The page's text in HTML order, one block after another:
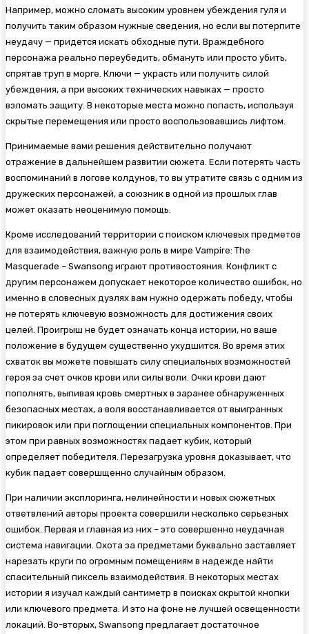
Например, можно сломать высоким уровнем убеждения гуля и
получить таким образом нужные сведения, но если вы потерпите
неудачу — придется искать обходные пути. Враждебного
персонажа реально переубедить, обмануть или просто убить,
спрятав труп в морге. Ключи — украсть или получить силой
убеждения, а при высоких технических навыках — просто
взломать защиту. В некоторые места можно попасть, используя
скрытые перемещения или просто воспользовавшись лифтом.
Принимаемые вами решения действительно получают
отражение в дальнейшем развитии сюжета. Если потерять часть
воспоминаний в логове колдунов, то вы утратите связь с одним из
дружеских персонажей, а союзник в одной из прошлых глав
может оказать неоценимую помощь.
Кроме исследований территории с поиском ключевых предметов
для взаимодействия, важную роль в мире Vampire: The
Masquerade – Swansong играют противостояния. Конфликт с
другим персонажем допускает некоторое количество ошибок, но
именно в словесных дуэлях вам нужно одержать победу, чтобы
не потерять ключевую возможность для достижения своих
целей. Проигрыш не будет означать конца истории, но ваше
положение в будущем существенно ухудшится. Во время этих
схваток вы можете повышать силу специальных возможностей
героя за счет очков крови или силы воли. Очки крови дают
пополнять, выпивая кровь смертных в заранее обнаруженных
безопасных местах, а воля восстанавливается от выигранных
пикировок или при поглощении специальных компонентов. При
этом при равных возможностях падает кубик, который
определяет победителя. Перезагрузка уровня доказывает, что
кубик падает совершщенно случайным образом.
При наличии эксплоринга, нелинейности и новых сюжетных
ответвлений авторы проекта совершили несколько серьезных
ошибок. Первая и главная из них – это совершенно неудачная
система навигации. Охота за предметами буквально заставляет
нарезать круги по огромным помещениям в надежде найти
спасительный пиксель взаимодействия. В некоторых местах
истории я изучал каждый сантиметр в поисках скрытой кнопки
или ключевого предмета. И это на фоне не лучшей освещенности
локаций. Во-вторых, Swansong предлагает достаточное